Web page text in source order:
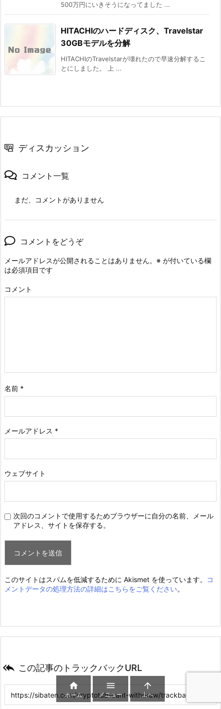
500万円にいきそうになってました ...
HITACHIのハードディスク、Travelstar
30GBモデルを分解
HITACHIのTravelstarが壊れたので早速分解するこ
とにしました。 上 ...
ディスカッション
コメント一覧
まだ、コメントがありません
コメントをどうぞ
メールアドレスが公開されることはありません。 ※ が付いている欄
は必須項目です
コメント
名前 *
メールアドレス *
ウェブサイト
次回のコメントで使用するためブラウザーに自分の名前、メール
アドレス、サイトを保存する。
このサイトはスパムを低減するために Akismet を使っています。
コ
メントデータの処理方法の詳細はこちらをご覧ください。
 この記事のトラックバックURL

ホーム

メニュー

上へ